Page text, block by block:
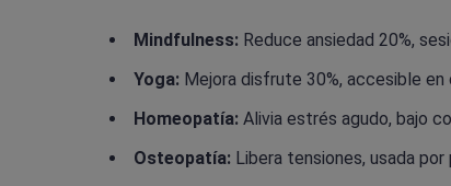
Mindfulness: Reduce ansiedad 20%,
Yoga: Mejora disfrute 30%, accesible en
Homeopatía: Alivia estrés agudo, bajo
Osteopatía: Libera tensiones, usada